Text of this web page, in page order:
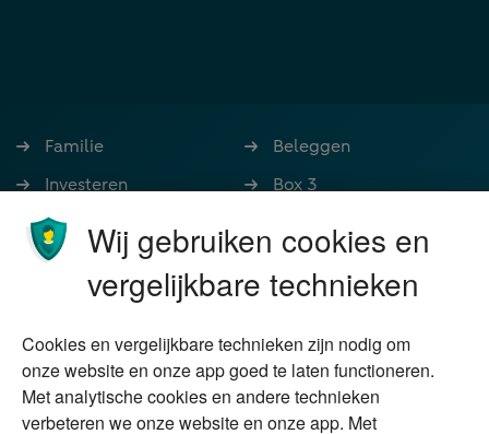
Familie
Investeren
Ondernemen
Stoppen met werken
Wonen
Beleggen
Box 3
Nalatenschap
Schenken
Duurzaam
Vermogensplanning
Over Financial Focus
Specialisten
Wij gebruiken cookies en
vergelijkbare technieken
Cookies en vergelijkbare technieken zijn nodig om
onze website en onze app goed te laten functioneren.
Met analytische cookies en andere technieken
verbeteren we onze website en onze app. Met